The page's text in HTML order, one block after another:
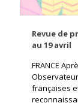
Revue de
au 19 avril
FRANCE
françaises